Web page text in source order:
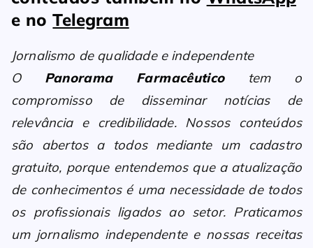
e noTelegram
Jornalismo de qualidade e independente
O Panorama Farmacêuticotem o
compromisso de disseminar notícias de
relevância e credibilidade. Nossos conteúdos
são abertos a todos mediante um cadastro
gratuito, porque entendemos que a atualização
de conhecimentos é uma necessidade de todos
os profissionais ligados ao setor. Praticamos
um jornalismo independente e nossas receitas